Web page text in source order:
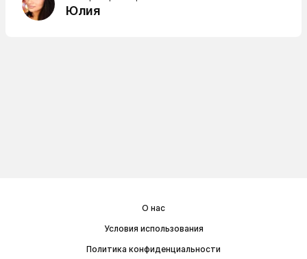
Юлия
О нас
Условия использования
Политика конфиденциальности